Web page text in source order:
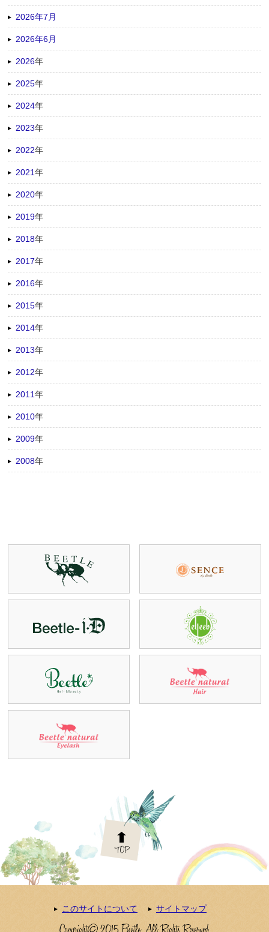
2026年7月
2026年6月
2026年
2025年
2024年
2023年
2022年
2021年
2020年
2019年
2018年
2017年
2016年
2015年
2014年
2013年
2012年
2011年
2010年
2009年
2008年
このサイトについて サイトマップ